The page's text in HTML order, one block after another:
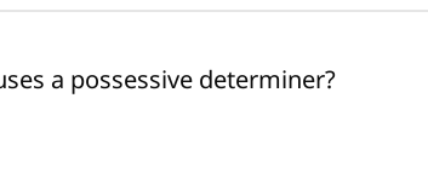
a possessive determiner?